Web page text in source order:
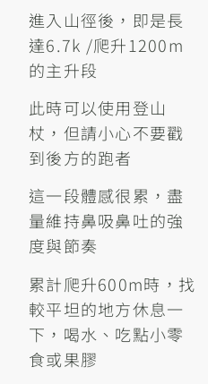
進入山徑後，即是長
達6.7k /爬升1200m
的主升段
此時可以使用登山
杖，但請小心不要戳
到後方的跑者
這一段體感很累，盡
量維持鼻吸鼻吐的強
度與節奏
累計爬升600m時，找
較平坦的地方休息一
下，喝水、吃點小零
食或果膠